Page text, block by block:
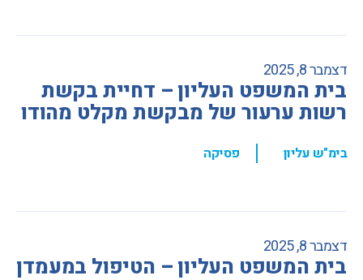
דצמבר 8, 2025
בית המשפט העליון – דחיית בקשת
רשות ערעור של מבקשת מקלט מהודו
בימ"ש עליון , פסיקה
דצמבר 8, 2025
בית המשפט העליון – הטיפול במעמדן